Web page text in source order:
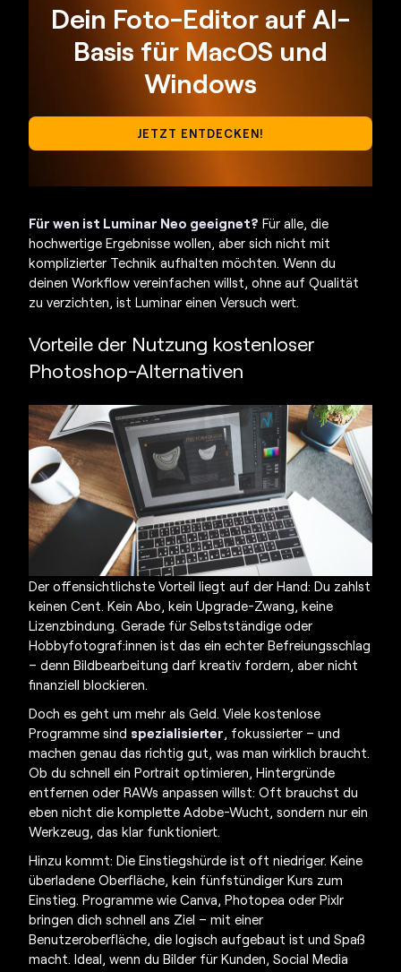
Dein Foto-Editor auf AI-
Basis für MacOS und
Windows
JETZT ENTDECKEN!
Für wen ist Luminar Neo geeignet? Für alle, die
hochwertige Ergebnisse wollen, aber sich nicht mit
komplizierter Technik aufhalten möchten. Wenn du
deinen Workflow vereinfachen willst, ohne auf Qualität
zu verzichten, ist Luminar einen Versuch wert.
Vorteile der Nutzung kostenloser
Photoshop-Alternativen
Der offensichtlichste Vorteil liegt auf der Hand: Du zahlst
keinen Cent. Kein Abo, kein Upgrade-Zwang, keine
Lizenzbindung. Gerade für Selbstständige oder
Hobbyfotograf:innen ist das ein echter Befreiungsschlag
– denn Bildbearbeitung darf kreativ fordern, aber nicht
finanziell blockieren.
Doch es geht um mehr als Geld. Viele kostenlose
Programme sind spezialisierter, fokussierter – und
machen genau das richtig gut, was man wirklich braucht.
Ob du schnell ein Portrait optimieren, Hintergründe
entfernen oder RAWs anpassen willst: Oft brauchst du
eben nicht die komplette Adobe-Wucht, sondern nur ein
Werkzeug, das klar funktioniert.
Hinzu kommt: Die Einstiegshürde ist oft niedriger. Keine
überladene Oberfläche, kein fünfstündiger Kurs zum
Einstieg. Programme wie Canva, Photopea oder Pixlr
bringen dich schnell ans Ziel – mit einer
Benutzeroberfläche, die logisch aufgebaut ist und Spaß
macht. Ideal, wenn du Bilder für Kunden, Social Media